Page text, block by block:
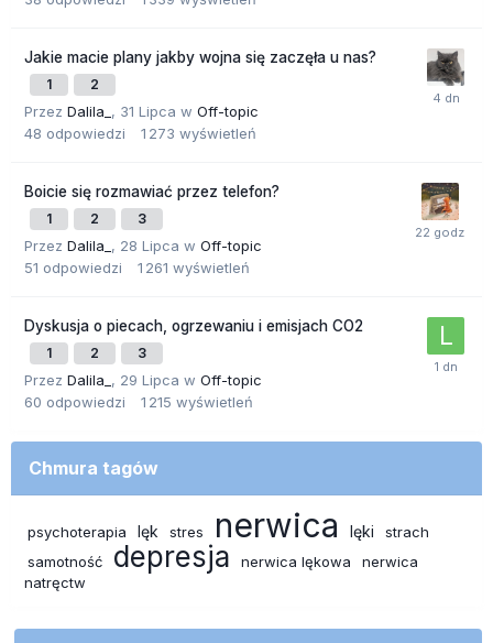
Jakie macie plany jakby wojna się zaczęła u nas?
1 2
Przez Dalila_ , 31 Lipca w Off-topic
48 odpowiedzi 1 273 wyświetleń
Boicie się rozmawiać przez telefon?
1 2 3
Przez Dalila_ , 28 Lipca w Off-topic
51 odpowiedzi 1 261 wyświetleń
Dyskusja o piecach, ogrzewaniu i emisjach CO2
1 2 3
Przez Dalila_ , 29 Lipca w Off-topic
60 odpowiedzi 1 215 wyświetleń
Chmura tagów
psychoterapia lęk stres nerwica lęki
strach
samotność
depresja nerwica lękowa
nerwica
natręctw